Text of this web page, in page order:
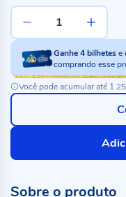
Ganhe4bilhetese
comprando esse
Você pode acumular até
Sobre o produto